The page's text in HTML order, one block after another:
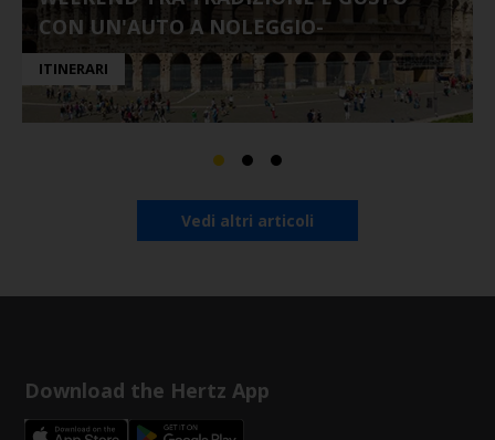
CON UN'AUTO A NOLEGGIO-
ITINERARI
Vedi altri articoli
Download the Hertz App